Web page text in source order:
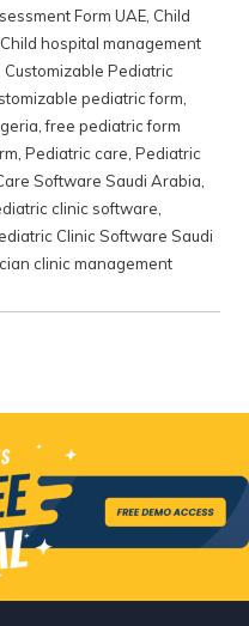
Form UAE Child
Child hospital management
Customizable Pediatric
pediatric form
,free pediatric form
Pediatric care Pediatric
Software Saudi Arabia
clinic software
Clinic Software Saudi
clinic management